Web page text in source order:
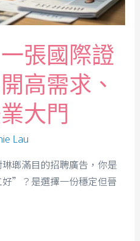
張國際證
高需求、
大門
Lau
瑯滿目的招聘廣告，你是
”？是選擇一份穩定但晉